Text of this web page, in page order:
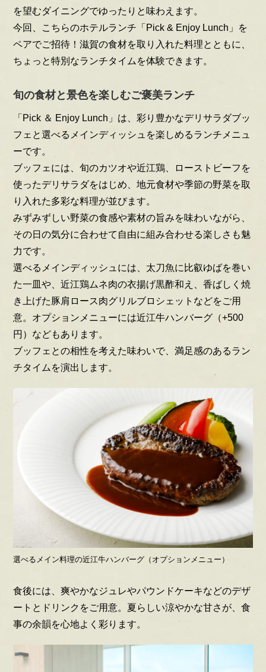
を望むダイニングでゆったりと味わえます。
今回、こちらのホテルランチ「Pick & Enjoy Lunch」を
ペアでご招待！滋賀の食材を取り入れた料理とともに、
ちょっと特別なランチタイムを体験できます。
旬の食材と景色を楽しむご褒美ランチ
「Pick ＆ Enjoy Lunch」は、彩り豊かなデリサラダブッ
フェと選べるメインディッシュを楽しめるランチメニュ
ーです。
ブッフェには、旬のカツオや近江鶏、ローストビーフを
使ったデリサラダをはじめ、地元食材や季節の野菜を取
り入れた多彩な料理が並びます。
みずみずしい野菜の食感や素材の旨みを味わいながら、
その日の気分に合わせて自由に組み合わせる楽しさも魅
力です。
選べるメインディッシュには、太刀魚に比叡ゆばを巻い
た一皿や、近江鶏ムネ肉の衣揚げ黒酢和え、香ばしく焼
き上げた豚肩ロース肉グリルブロシェットなどをご用
意。オプションメニューには近江牛ハンバーグ（+500
円）などもあります。
ブッフェとの相性を考えた味わいで、満足感のあるラン
チタイムを演出します。
選べるメイン料理の近江牛ハンバーグ（オプションメニュー）
食後には、爽やかなジュレやパウンドケーキなどのデザ
ートとドリンクをご用意。夏らしい涼やかな甘さが、食
事の余韻を心地よく彩ります。